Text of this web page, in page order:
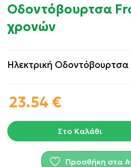
Οδοντόβουρτσα
χρονών
Ηλεκτρική Οδοντόβουρτσα
23.54 €
Στο Καλάθι
Προσθήκη στα